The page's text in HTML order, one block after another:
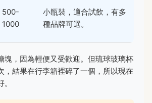
500-
1000
小瓶裝，適合試飲，有多
種品牌可選。
塊，因為輕便又受歡迎。但琉球玻璃杯
，結果在行李箱裡碎了一個，所以現在